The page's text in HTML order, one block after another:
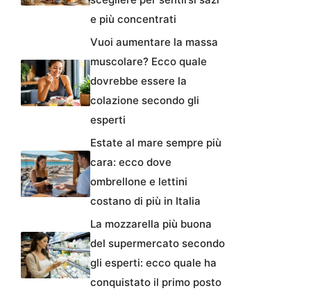
e più concentrati
Vuoi aumentare la massa
muscolare? Ecco quale
dovrebbe essere la
colazione secondo gli
esperti
Estate al mare sempre più
cara: ecco dove
ombrellone e lettini
costano di più in Italia
La mozzarella più buona
del supermercato secondo
gli esperti: ecco quale ha
conquistato il primo posto